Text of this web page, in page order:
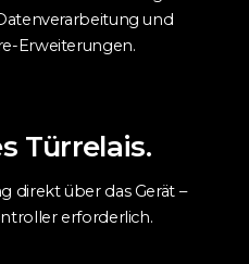
und
Erweiterungen.
Türrelais.
direkt über das Gerät –
erforderlich.